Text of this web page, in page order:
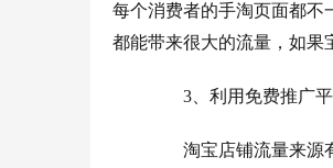
每个消费者的手淘页面都不
都能带来很大的流量，如果
3、利用免费推广平
淘宝店铺流量来源有